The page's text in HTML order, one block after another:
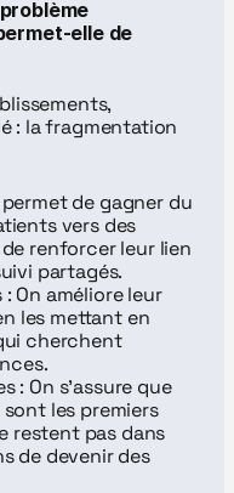
elle de
: la fragmentation
de gagner du
vers des
renforcer leur lien
partagés.
On améliore leur
les mettant en
cherchent
: On s’assure que
les premiers
restent pas dans
de devenir des